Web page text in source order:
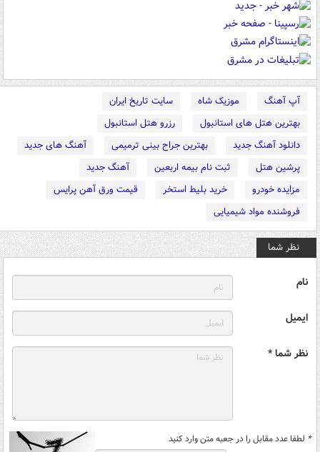
آپ آهنگ موزیک شاه
سایت تاریخ ایران
بهترین هتل های استانبول
رزرو هتل استانبول
دانلود آهنگ جدید
بهترین جراح بینی ترمیمی
آهنگ های جدید
پرشین هتل
ثبت نام بیمه اربعین
آهنگ جدید
مزایده خودرو
خرید بلیط استخر
قیمت ورق آهن پرایس
فروشنده مواد شیمیایی
نظر شما
نام
ایمیل
نظر شما *
* لطفا عدد مقابل را در جعبه متن وارد کنید